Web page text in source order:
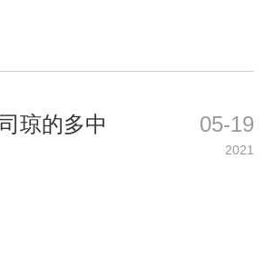
琼的多中
05-19
2021